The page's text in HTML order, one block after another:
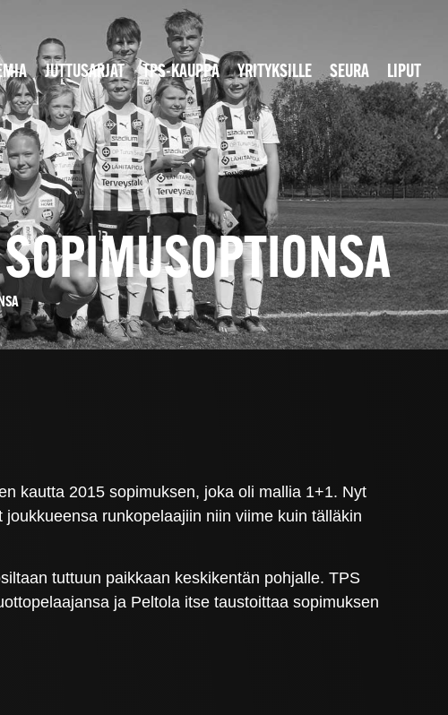
JUTTUSARJAT TPS-KAUPPA YRITYKSILLE SEURA LIPUT
kautta 2015 sopimuksen, joka oli mallia 1+1. Nyt
runkopelaajiin niin viime kuin tälläkin
tuttuun paikkaan keskikentän pohjalle. TPS
ja Peltola itse taustoittaa sopimuksen